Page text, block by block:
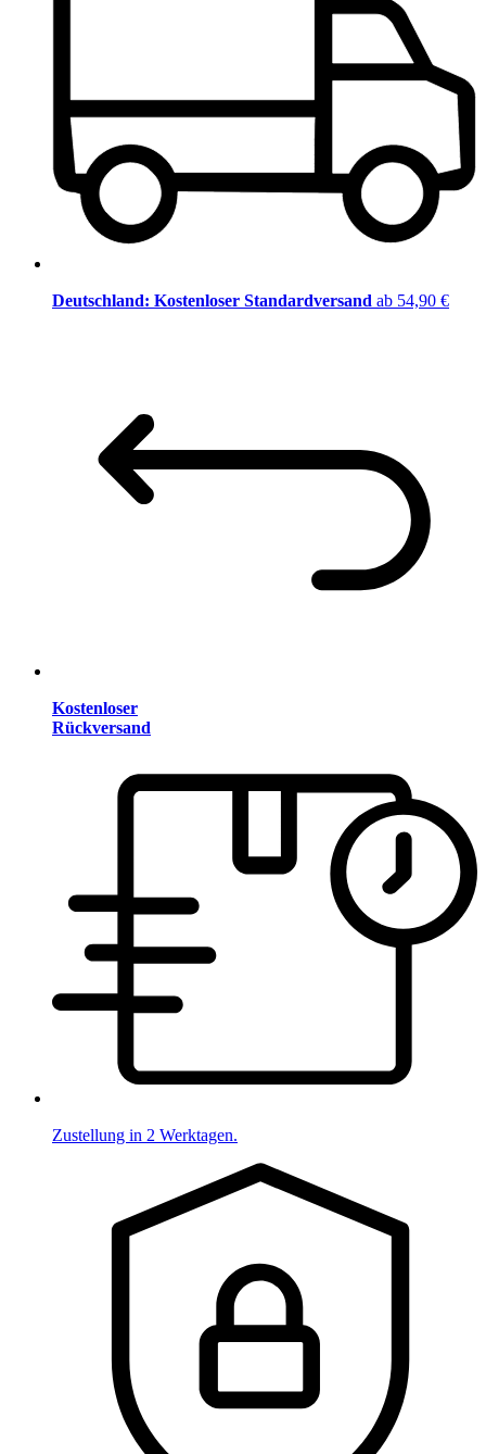
Deutschland: Kostenloser Standardversand ab 54,90 €
Kostenloser
Rückversand
Zustellung in 2 Werktagen.